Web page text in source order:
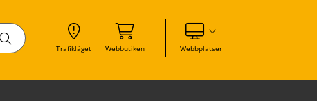
Trafikläget Webbutiken WebbplatserVisa våra andra webbplatser